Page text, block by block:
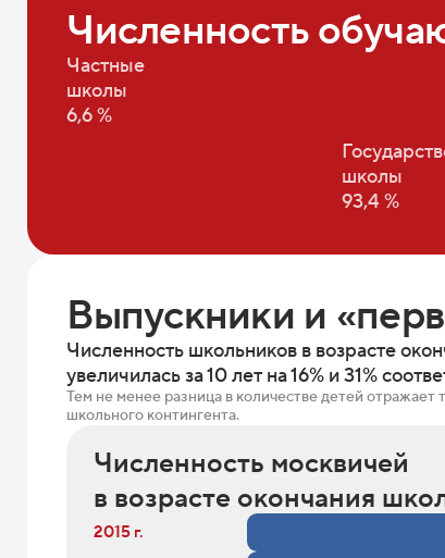
Численность
Частные
школы
6,6 %
школы
93,4 %
Выпускники и
Численность школьников в возрасте
увеличилась за 10 лет на 16% и 31%
Тем не менее разница в количестве детей
школьного контингента.
Численность москвичей
в возрасте окончания
2015 г.